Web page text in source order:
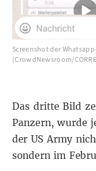
Screenshot der
(CrowdNewsroom/
Das dritte Bild
Panzern, wurde
der US Army
sondern im